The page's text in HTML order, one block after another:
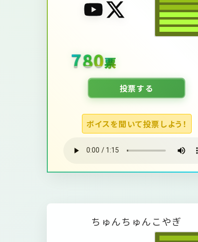
2059票
投票する
ボイスを聞いて投票しよう！
ち ゅんち ゅん こやぎ